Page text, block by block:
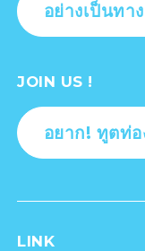
อย่างเป็นทา
JOIN US !
อยาก! ทูตท่อ
LINK